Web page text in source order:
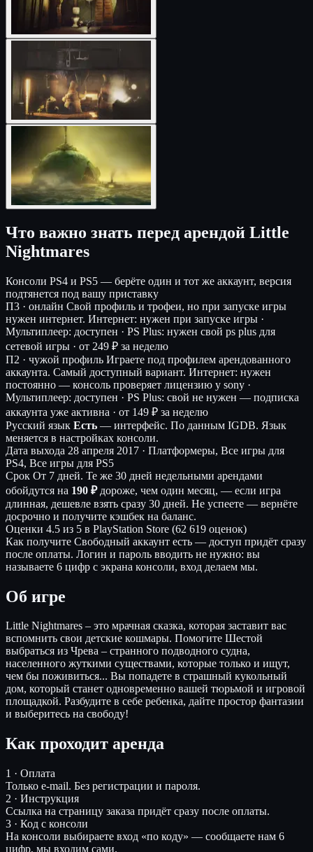
Что важно знать перед арендой Little
Nightmares
Консоли PS4 и PS5 — берёте один и тот же аккаунт, версия
подтянется под вашу приставку
П3 · онлайн Свой профиль и трофеи, но при запуске игры
нужен интернет. Интернет: нужен при запуске игры ·
Мультиплеер: доступен · PS Plus: нужен свой ps plus для
сетевой игры · от 249 ₽ за неделю
П2 · чужой профиль Играете под профилем арендованного
аккаунта. Самый доступный вариант. Интернет: нужен
постоянно — консоль проверяет лицензию у sony ·
Мультиплеер: доступен · PS Plus: свой не нужен — подписка
аккаунта уже активна · от 149 ₽ за неделю
Русский язык Есть — интерфейс. По данным IGDB. Язык
меняется в настройках консоли.
Дата выхода 28 апреля 2017 · Платформеры, Все игры для
PS4, Все игры для PS5
Срок От 7 дней. Те же 30 дней недельными арендами
обойдутся на 190 ₽дороже, чем один месяц, — если игра
длинная, дешевле взять сразу 30 дней. Не успеете — вернёте
досрочно и получите кэшбек на баланс.
Оценки 4.5 из 5 в PlayStation Store (62 619 оценок)
Как получите Свободный аккаунт есть — доступ придёт сразу
после оплаты. Логин и пароль вводить не нужно: вы
называете 6 цифр с экрана консоли, вход делаем мы.
Об игре
Little Nightmares – это мрачная сказка, которая заставит вас
вспомнить свои детские кошмары. Помогите Шестой
выбраться из Чрева – странного подводного судна,
населенного жуткими существами, которые только и ищут,
чем бы поживиться... Вы попадете в страшный кукольный
дом, который станет одновременно вашей тюрьмой и игровой
площадкой. Разбудите в себе ребенка, дайте простор фантазии
и выберитесь на свободу!
Как проходит аренда
1 · Оплата
Только e-mail. Без регистрации и пароля.
2 · Инструкция
Ссылка на страницу заказа придёт сразу после оплаты.
3 · Код с консоли
На консоли выбираете вход «по коду» — сообщаете нам 6
цифр, мы входим сами.